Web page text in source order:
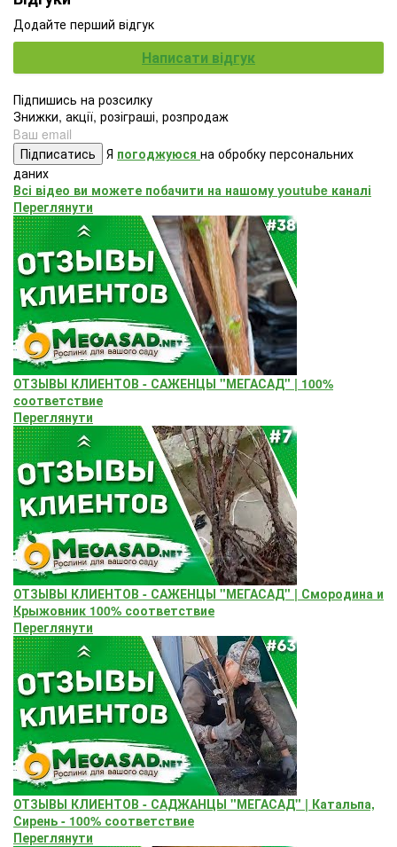
Додайте перший відгук
Написати відгук
Підпишись на розсилку
Знижки, акції, розіграші, розпродаж
Підписатись Я погоджуюся на обробку персональних
даних
Всі відео ви можете побачити на нашому youtube каналі
Переглянути
ОТЗЫВЫ КЛИЕНТОВ - САЖЕНЦЫ "МЕГАСАД" | 100%
соответствие
Переглянути
ОТЗЫВЫ КЛИЕНТОВ - САЖЕНЦЫ "МЕГАСАД" | Смородина и
Крыжовник 100% соответствие
Переглянути
ОТЗЫВЫ КЛИЕНТОВ - САДЖАНЦЫ "МЕГАСАД" | Катальпа,
Сирень - 100% соответствие
Переглянути